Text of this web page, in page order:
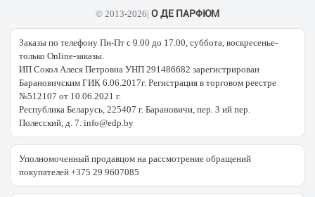
© 2013-2026| О ДЕ ПАРФЮМ
Заказы по телефону Пн-Пт с 9.00 до 17.00, суббота, воскресенье-
только Online-заказы.
ИП Сокол Алеся Петровна УНП 291486682 зарегистрирован
Барановичским ГИК 6.06.2017г. Регистрация в торговом реестре
№512107 от 10.06.2021 г.
Республика Беларусь, 225407 г. Барановичи, пер. 3 ий пер.
Полесский, д. 7. info@edp.by
Уполномоченный продавцом на рассмотрение обращений
покупателей +375 29 9607085